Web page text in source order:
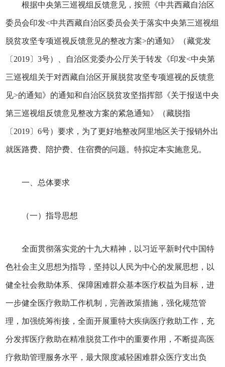
根据中央第三巡视组反馈意见，按照《中共西藏自治区
委员会印发<中共西藏自治区委员会关于落实中央第三巡视组
脱贫攻坚专项巡视反馈意见的整改方案>的通知》（藏党发
〔2019〕3号）、自治区党委办公厅关于转发《印发<中央第
三巡视组关于对西藏自治区开展脱贫攻坚专项巡视的反馈意
见>的通知》的通知和自治区脱贫攻坚指挥部《关于报送中央
第三巡视组反馈意见整改方案的紧急通知》（藏脱指
〔2019〕6号）要求，为了更好地整改阿里地区关于报销外出
就医路费、陪护费、住宿费的问题。特拟定本实施意见。
一、总体要求
（一）指导思想
全面贯彻落实党的十九大精神，以习近平新时代中国特
色社会主义思想为指导，坚持以人民为中心的发展思想，以
健全社会救助体系、保障困难群众基本医疗权益为目标，进
一步健全医疗救助工作机制，完善政策措施，强化规范管
理，加强统筹衔接，全面开展重特大疾病医疗救助工作，充
分发挥医疗救助在精准脱贫工作中的重要作用，不断提高医
疗救助管理服务水平，最大限度减轻困难群众医疗支出负